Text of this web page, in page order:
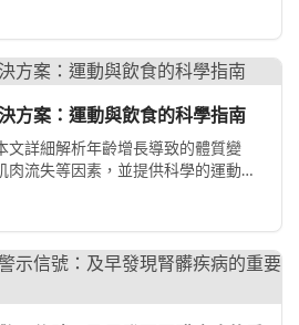
提升受孕機率。
方案：運動與飲食的科學指南
文詳細解析年齡增長導致的體質變
肉流失等因素，並提供科學的運動與